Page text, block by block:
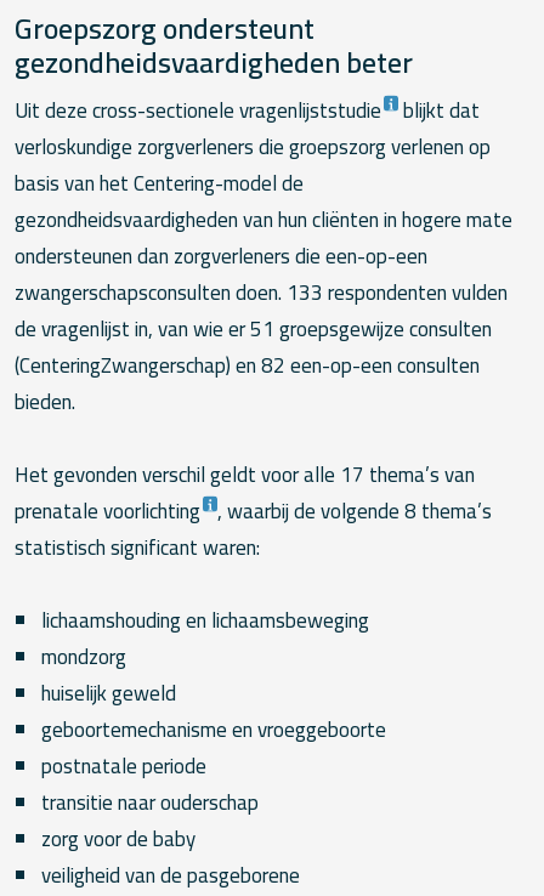
Groepszorg ondersteunt
gezondheidsvaardigheden beter
Uit deze cross-sectionele vragenlijststudie blijkt dat
verloskundige zorgverleners die groepszorg verlenen op
basis van het Centering-model de
gezondheidsvaardigheden van hun cliënten in hogere mate
ondersteunen dan zorgverleners die een-op-een
zwangerschapsconsulten doen. 133 respondenten vulden
de vragenlijst in, van wie er 51 groepsgewijze consulten
(CenteringZwangerschap) en 82 een-op-een consulten
bieden.
Het gevonden verschil geldt voor alle 17 thema’s van
prenatale voorlichting , waarbij de volgende 8 thema’s
statistisch significant waren:
lichaamshouding en lichaamsbeweging
mondzorg
huiselijk geweld
geboortemechanisme en vroeggeboorte
postnatale periode
transitie naar ouderschap
zorg voor de baby
veiligheid van de pasgeborene